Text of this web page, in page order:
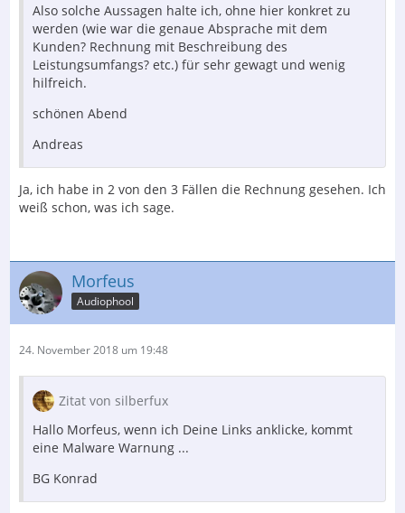
Also solche Aussagen halte ich, ohne hier konkret zu
werden (wie war die genaue Absprache mit dem
Kunden? Rechnung mit Beschreibung des
Leistungsumfangs? etc.) für sehr gewagt und wenig
hilfreich.
schönen Abend
Andreas
Ja, ich habe in 2 von den 3 Fällen die Rechnung gesehen. Ich
weiß schon, was ich sage.
Morfeus
Audiophool
24. November 2018 um 19:48
Zitat von silberfux
Hallo Morfeus, wenn ich Deine Links anklicke, kommt
eine Malware Warnung ...
BG Konrad